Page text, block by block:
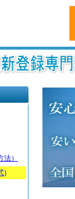
）
)